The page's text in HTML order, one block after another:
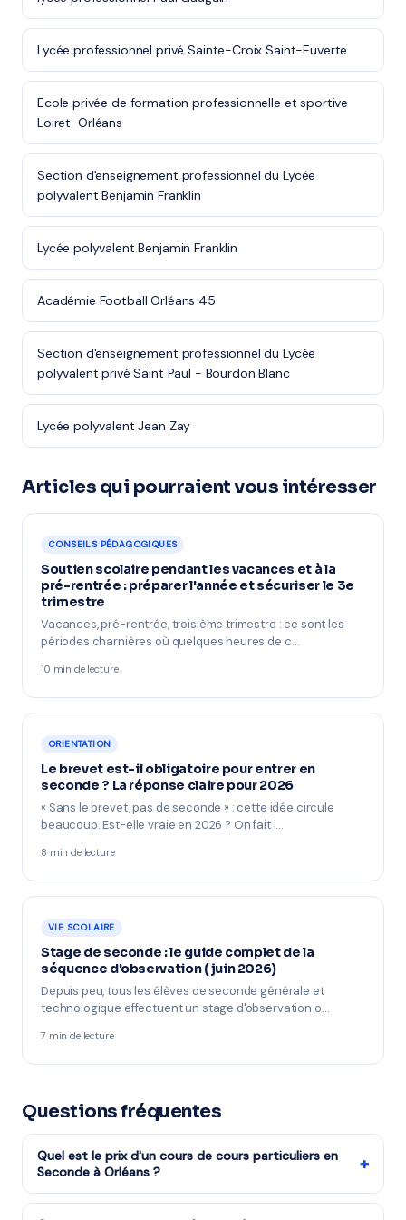
Lycée professionnel privé Sainte-Croix Saint-Euverte
Ecole privée de formation professionnelle et sportive
Loiret-Orléans
Section d'enseignement professionnel du Lycée
polyvalent Benjamin Franklin
Lycée polyvalent Benjamin Franklin
Académie Football Orléans 45
Section d'enseignement professionnel du Lycée
polyvalent privé Saint Paul - Bourdon Blanc
Lycée polyvalent Jean Zay
Articles qui pourraient vous intéresser
CONSEILS PÉDAGOGIQUES
Soutien scolaire pendant les vacances et à la
pré-rentrée : préparer l'année et sécuriser le 3e
trimestre
Vacances, pré-rentrée, troisième trimestre : ce sont les
périodes charnières où quelques heures de c…
10 min de lecture
ORIENTATION
Le brevet est-il obligatoire pour entrer en
seconde ? La réponse claire pour 2026
« Sans le brevet, pas de seconde » : cette idée circule
beaucoup. Est-elle vraie en 2026 ? On fait l…
8 min de lecture
VIE SCOLAIRE
Stage de seconde : le guide complet de la
séquence d'observation (juin 2026)
Depuis peu, tous les élèves de seconde générale et
technologique effectuent un stage d'observation o…
7 min de lecture
Questions fréquentes
Quel est le prix d'un cours de cours particuliers en
Seconde à Orléans ?
+
Les cours de cours particuliers niveau Seconde